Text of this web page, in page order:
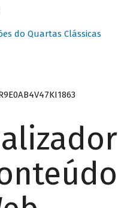
do Quartas Clássicas